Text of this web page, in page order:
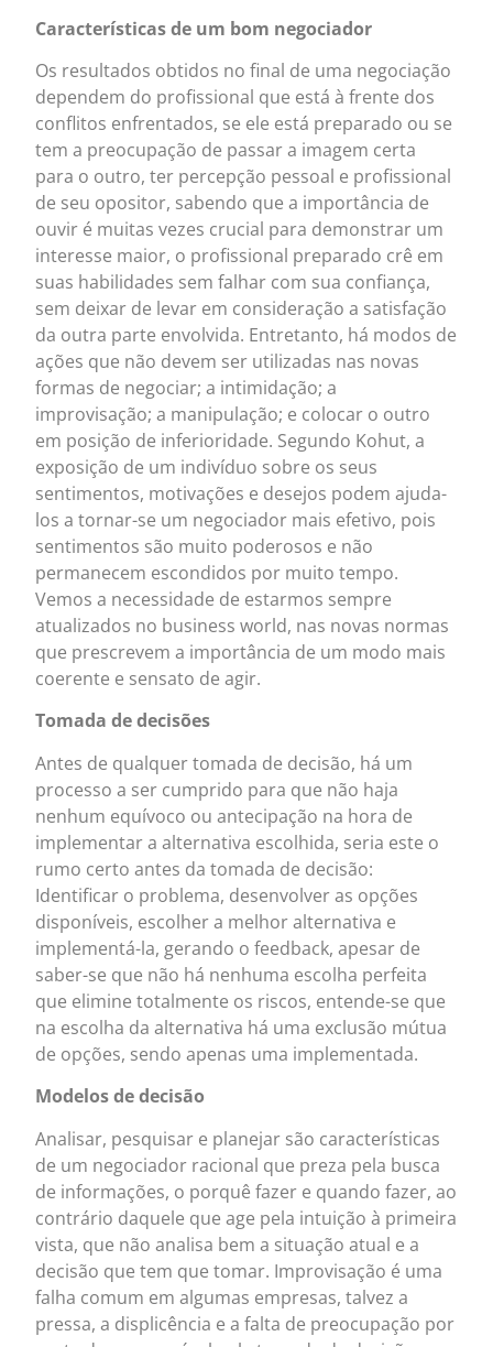
Características de um bom negociador
Os resultados obtidos no final de uma negociação
dependem do profissional que está à frente dos
conflitos enfrentados, se ele está preparado ou se
tem a preocupação de passar a imagem certa
para o outro, ter percepção pessoal e profissional
de seu opositor, sabendo que a importância de
ouvir é muitas vezes crucial para demonstrar um
interesse maior, o profissional preparado crê em
suas habilidades sem falhar com sua confiança,
sem deixar de levar em consideração a satisfação
da outra parte envolvida. Entretanto, há modos de
ações que não devem ser utilizadas nas novas
formas de negociar; a intimidação; a
improvisação; a manipulação; e colocar o outro
em posição de inferioridade. Segundo Kohut, a
exposição de um indivíduo sobre os seus
sentimentos, motivações e desejos podem ajuda-
los a tornar-se um negociador mais efetivo, pois
sentimentos são muito poderosos e não
permanecem escondidos por muito tempo.
Vemos a necessidade de estarmos sempre
atualizados no business world, nas novas normas
que prescrevem a importância de um modo mais
coerente e sensato de agir.
Tomada de decisões
Antes de qualquer tomada de decisão, há um
processo a ser cumprido para que não haja
nenhum equívoco ou antecipação na hora de
implementar a alternativa escolhida, seria este o
rumo certo antes da tomada de decisão:
Identificar o problema, desenvolver as opções
disponíveis, escolher a melhor alternativa e
implementá-la, gerando o feedback, apesar de
saber-se que não há nenhuma escolha perfeita
que elimine totalmente os riscos, entende-se que
na escolha da alternativa há uma exclusão mútua
de opções, sendo apenas uma implementada.
Modelos de decisão
Analisar, pesquisar e planejar são características
de um negociador racional que preza pela busca
de informações, o porquê fazer e quando fazer, ao
contrário daquele que age pela intuição à primeira
vista, que não analisa bem a situação atual e a
decisão que tem que tomar. Improvisação é uma
falha comum em algumas empresas, talvez a
pressa, a displicência e a falta de preocupação por